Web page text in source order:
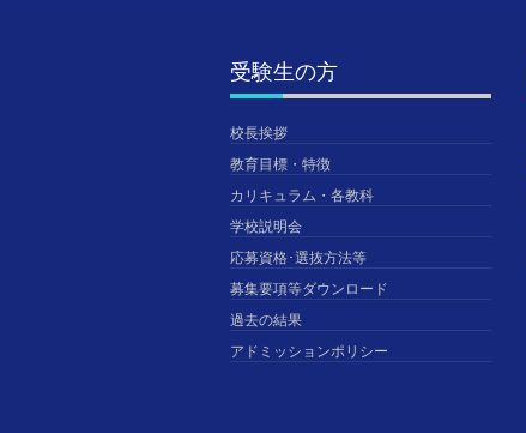
受験生の方
校長挨拶
教育目標・特徴
カリキュラム・各教科
学校説明会
応募資格･選抜方法等
募集要項等ダウンロード
過去の結果
アドミッションポリシー